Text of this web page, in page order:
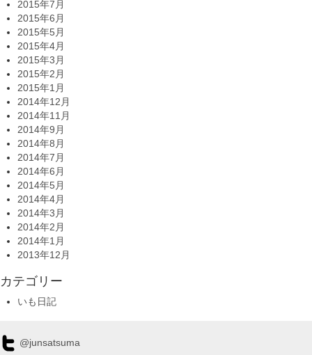
2015年7月
2015年6月
2015年5月
2015年4月
2015年3月
2015年2月
2015年1月
2014年12月
2014年11月
2014年9月
2014年8月
2014年7月
2014年6月
2014年5月
2014年4月
2014年3月
2014年2月
2014年1月
2013年12月
カテゴリー
いも日記
@junsatsuma